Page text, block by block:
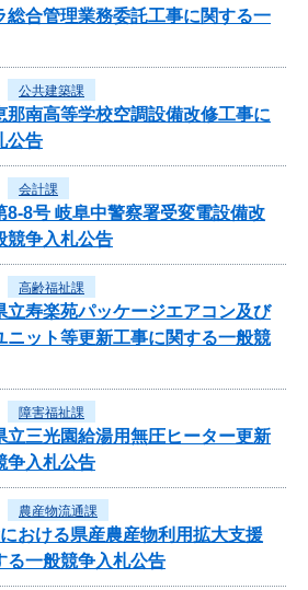
総合管理業務委託工事に関する一
公共建築課
那南高等学校空調設備改修工事に
公告
会計課
8-8号 岐阜中警察署受変電設備改
競争入札公告
高齢福祉課
立寿楽苑パッケージエアコン及び
ニット等更新工事に関する一般競
障害福祉課
立三光園給湯用無圧ヒーター更新
争入札公告
農産物流通課
おける県産農産物利用拡大支援
る一般競争入札公告